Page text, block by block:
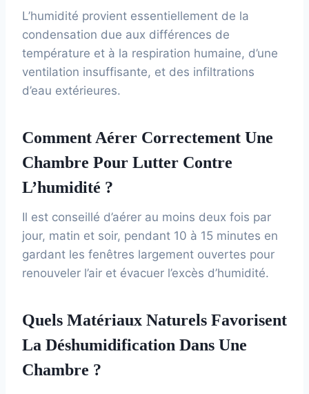
L’humidité provient essentiellement de la
condensation due aux différences de
température et à la respiration humaine, d’une
ventilation insuffisante, et des infiltrations
d’eau extérieures.
Comment Aérer Correctement Une
Chambre Pour Lutter Contre
L’humidité ?
Il est conseillé d’aérer au moins deux fois par
jour, matin et soir, pendant 10 à 15 minutes en
gardant les fenêtres largement ouvertes pour
renouveler l’air et évacuer l’excès d’humidité.
Quels Matériaux Naturels Favorisent
La Déshumidification Dans Une
Chambre ?